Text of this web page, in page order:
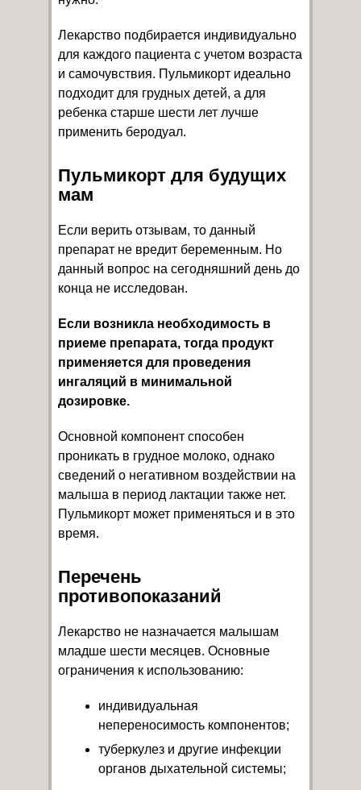
Лекарство подбирается индивидуально
для каждого пациента с учетом возраста
и самочувствия. Пульмикорт идеально
подходит для грудных детей, а для
ребенка старше шести лет лучше
применить беродуал.
Пульмикорт для будущих
мам
Если верить отзывам, то данный
препарат не вредит беременным. Но
данный вопрос на сегодняшний день до
конца не исследован.
Если возникла необходимость в
приеме препарата, тогда продукт
применяется для проведения
ингаляций в минимальной
дозировке.
Основной компонент способен
проникать в грудное молоко, однако
сведений о негативном воздействии на
малыша в период лактации также нет.
Пульмикорт может применяться и в это
время.
Перечень
противопоказаний
Лекарство не назначается малышам
младше шести месяцев. Основные
ограничения к использованию:
индивидуальная
непереносимость компонентов;
туберкулез и другие инфекции
органов дыхательной системы;